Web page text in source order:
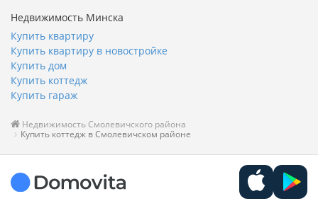
Недвижимость Минска
Купить квартиру
Купить квартиру в новостройке
Купить дом
Купить коттедж
Купить гараж
Недвижимость Смолевичского района
Купить коттедж в Смолевичском районе